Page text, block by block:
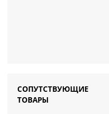
СОПУТСТВУЮЩИЕ
ТОВАРЫ